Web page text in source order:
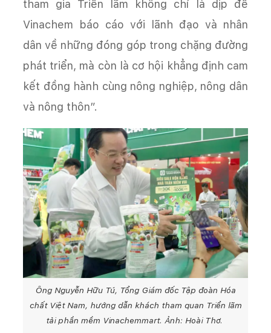
tham gia Triển lãm không chỉ là dịp để
Vinachem báo cáo với lãnh đạo và nhân
dân về những đóng góp trong chặng đường
phát triển, mà còn là cơ hội khẳng định cam
kết đồng hành cùng nông nghiệp, nông dân
và nông thôn”.
Ông Nguyễn Hữu Tú, Tổng Giám đốc Tập đoàn Hóa
chất Việt Nam, hướng dẫn khách tham quan Triển lãm
tải phần mềm Vinachemmart. Ảnh: Hoài Thơ.